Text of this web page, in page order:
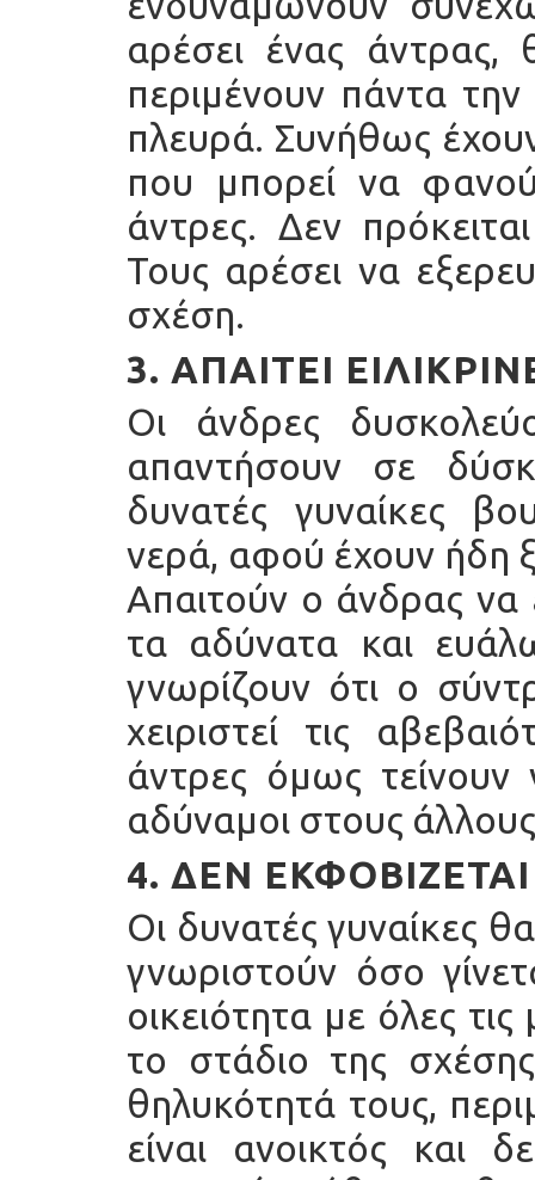
αρέσει ένας άντρας,
περιμένουν πάντα
πλευρά. Συνήθως
που μπορεί να
άντρες. Δεν
Τους αρέσει να
σχέση.
3. ΑΠΑΙΤΕΊ
Οι άνδρες
απαντήσουν σε
δυνατές γυναίκες
νερά, αφού έχουν ήδη
Απαιτούν ο άνδρας να
τα αδύνατα και
γνωρίζουν ότι ο
χειριστεί τις
άντρες όμως
αδύναμοι στους
4. ΔΕΝ
Οι δυνατές γυναίκες
γνωριστούν όσο
οικειότητα με όλες
το στάδιο της
θηλυκότητά τους,
είναι ανοικτός και